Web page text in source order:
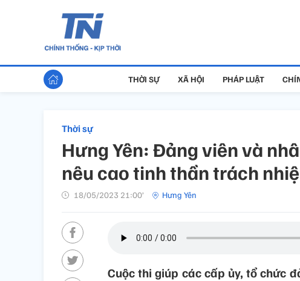
THỜI SỰ XÃ HỘI PHÁP LUẬT
Thời sự
Hưng Yên: Đảng viên và
nêu cao tinh thần trách
18/05/2023 21:00’ Hưng Yên
Cuộc thi giúp các cấp ủy, tổ chức